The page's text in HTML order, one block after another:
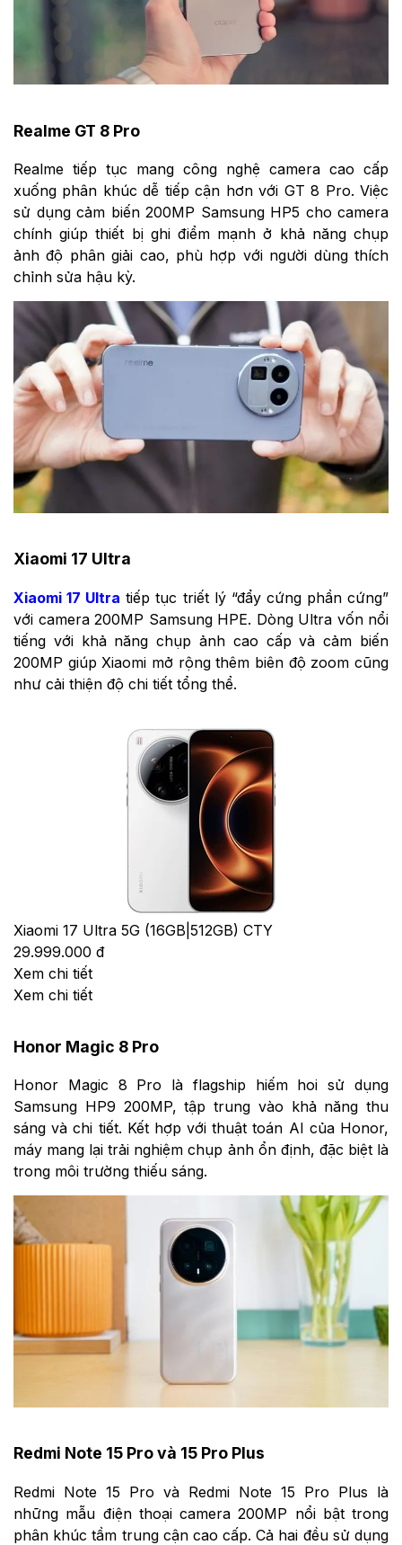
Realme GT 8 Pro
Realme tiếp tục mang công nghệ camera cao cấp
xuống phân khúc dễ tiếp cận hơn với GT 8 Pro. Việc
sử dụng cảm biến 200MP Samsung HP5 cho camera
chính giúp thiết bị ghi điểm mạnh ở khả năng chụp
ảnh độ phân giải cao, phù hợp với người dùng thích
chỉnh sửa hậu kỳ.
Xiaomi 17 Ultra
Xiaomi 17 Ultra tiếp tục triết lý “đẩy cứng phần cứng”
với camera 200MP Samsung HPE. Dòng Ultra vốn nổi
tiếng với khả năng chụp ảnh cao cấp và cảm biến
200MP giúp Xiaomi mở rộng thêm biên độ zoom cũng
như cải thiện độ chi tiết tổng thể.
Xiaomi 17 Ultra 5G (16GB|512GB) CTY
29.999.000 đ
Xem chi tiết
Xem chi tiết
Honor Magic 8 Pro
Honor Magic 8 Pro là flagship hiếm hoi sử dụng
Samsung HP9 200MP, tập trung vào khả năng thu
sáng và chi tiết. Kết hợp với thuật toán AI của Honor,
máy mang lại trải nghiệm chụp ảnh ổn định, đặc biệt là
trong môi trường thiếu sáng.
Redmi Note 15 Pro và 15 Pro Plus
Redmi Note 15 Pro và Redmi Note 15 Pro Plus là
những mẫu điện thoại camera 200MP nổi bật trong
phân khúc tầm trung cận cao cấp. Cả hai đều sử dụng